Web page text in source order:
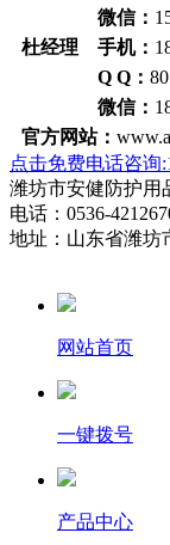
微信：
杜经理 手机：
Q Q：
微信：
官方网站：
点击免费电话咨询
潍坊市安健防护
电话：0536-
地址：山东省潍坊
网站首页
一键拨号
产品中心